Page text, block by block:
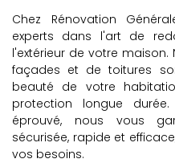
Chez Rénovation
experts dans l'art de
l'extérieur de votre
façades et de toitures
beauté de votre
protection longue
éprouvé, nous vous
sécurisée, rapide et
vos besoins.